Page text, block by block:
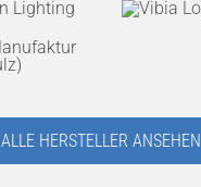
ALLE HERSTELLER ANSEHEN